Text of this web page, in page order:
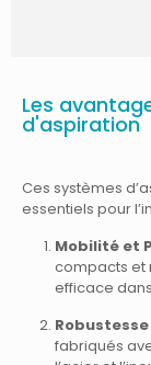
Les
d'aspiration
Ces systèmes
essentiels pour
Mobilité et
compacts et
efficace
fabriqués